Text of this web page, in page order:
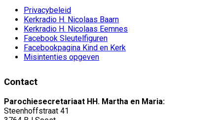
Privacybeleid
Kerkradio H. Nicolaas Baarn
Kerkradio H. Nicolaas Eemnes
Facebook Sleutelfiguren
Facebookpagina Kind en Kerk
Misintenties opgeven
Contact
Parochiesecretariaat HH. Martha en Maria:
Steenhoffstraat 41